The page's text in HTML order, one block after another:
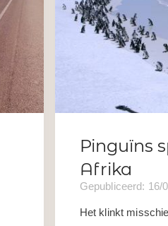
Pinguïns
Afrika
Gepubliceerd: 16/
Het klinkt